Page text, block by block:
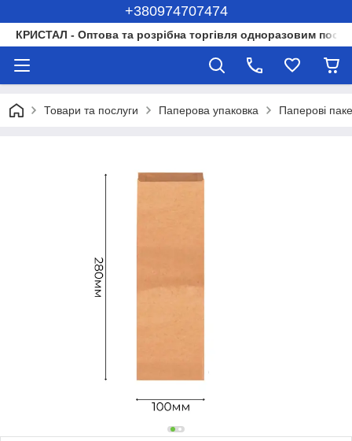
+380974707474
КРИСТАЛ - Оптова та розрібна торгівля одноразовим
Товари та послуги Паперова упаковка Паперові